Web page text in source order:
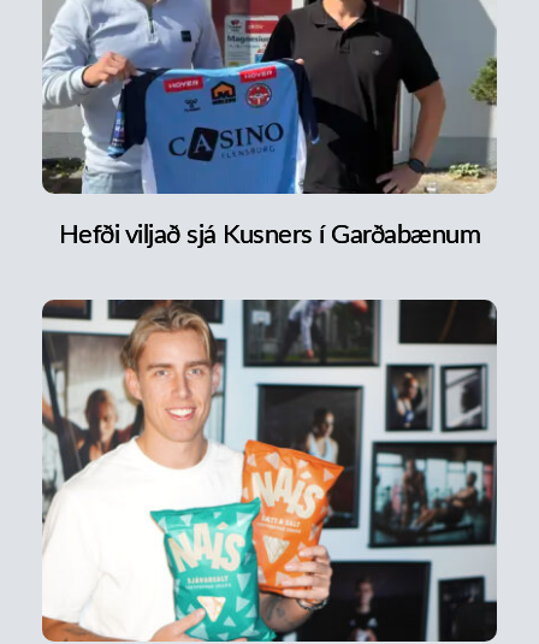
Hefði viljað sjá Kusners í Garðabænum